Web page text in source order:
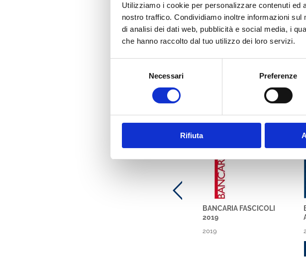
Utilizziamo i cookie per personalizzare contenuti
nostro traffico. Condividiamo inoltre informazioni
di analisi dei dati web, pubblicità e social media, i
che hanno raccolto dal tuo utilizzo dei loro servizi.
Necessari Preferenze
Rifiuta
Indice
Ti potrebbe interessare
BANCARIA FASCICOLI
2019
2019